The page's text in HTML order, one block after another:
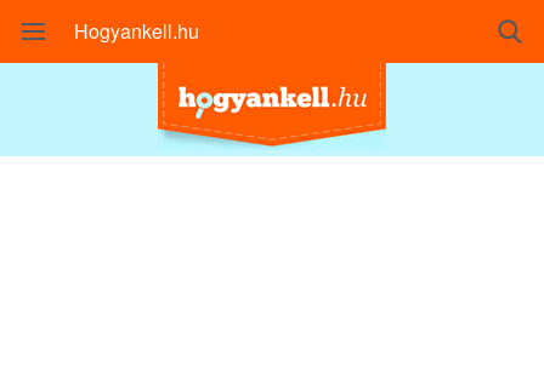
Hogyankell.hu